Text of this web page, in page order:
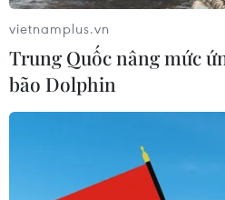
7/8: Việt Nam hướng đến
07/08/2026 00:07
Công Phượng gặp thử
trong ngày tái xuất V-League
vietnamplus.vn
Trung Quốc nâng mức
bão Dolphin